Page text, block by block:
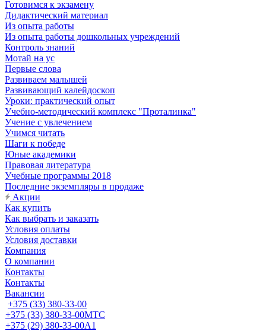
Готовимся к экзамену
Дидактический материал
Из опыта работы
Из опыта работы дошкольных учреждений
Контроль знаний
Мотай на ус
Первые слова
Развиваем малышей
Развивающий калейдоскоп
Уроки: практический опыт
Учебно-методический комплекс "Проталинка"
Учение с увлечением
Учимся читать
Шаги к победе
Юные академики
Правовая литература
Учебные программы 2018
Последние экземпляры в продаже
Акции
Как купить
Как выбрать и заказать
Условия оплаты
Условия доставки
Компания
О компании
Контакты
Контакты
Вакансии
+375 (33) 380-33-00
+375 (33) 380-33-00МТС
+375 (29) 380-33-00А1